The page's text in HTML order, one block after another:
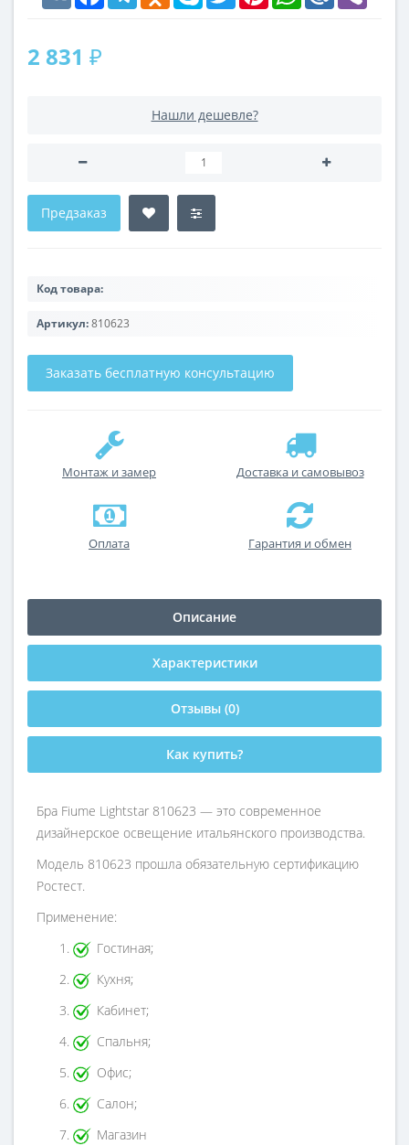
2 831 ₽
Нашли дешевле?
Предзаказ
Код товара:
Артикул:810623
Заказать бесплатную консультацию
Монтаж и замер Доставка и самовывоз
Оплата Гарантия и обмен
Описание
Характеристики
Отзывы (0)
Как купить?
Бра Fiume Lightstar 810623 — это современное
дизайнерское освещение итальянского производства.
Модель 810623 прошла обязательную сертификацию
Ростест.
Применение:
Гостиная;
Кухня;
Кабинет;
Спальня;
Офис;
Салон;
Магазин